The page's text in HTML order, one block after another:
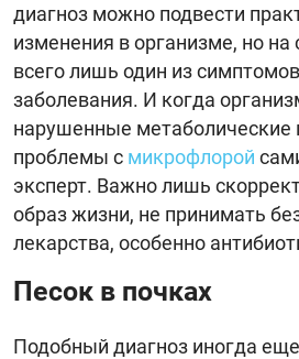
диагноз можно подвести
изменения в организме, но
всего лишь один из
заболевания. И когда
нарушенные метаболические
проблемы с микрофлорой
эксперт. Важно лишь
образ жизни, не принимать
лекарства, особенно
Песок в почках
Подобный диагноз иногда